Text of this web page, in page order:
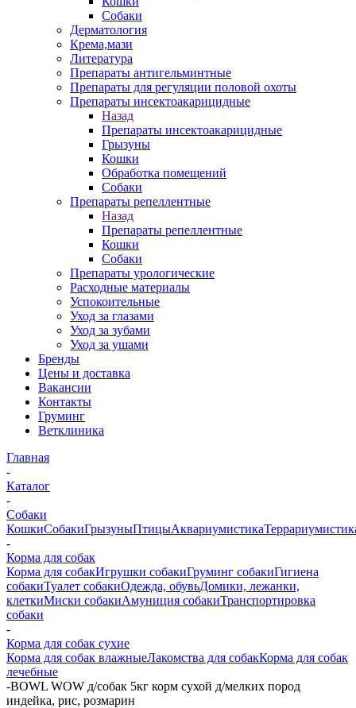
Собаки
Дерматология
Крема,мази
Литература
Препараты антигельминтные
Препараты для регуляции половой охоты
Препараты инсектоакарицидные
Назад
Препараты инсектоакарицидные
Грызуны
Кошки
Обработка помещений
Собаки
Препараты репеллентные
Назад
Препараты репеллентные
Кошки
Собаки
Препараты урологические
Расходные материалы
Успокоительные
Уход за глазами
Уход за зубами
Уход за ушами
Бренды
Цены и доставка
Вакансии
Контакты
Груминг
Ветклиника
Главная
-
Каталог
-
Собаки
КошкиСобакиГрызуныПтицыАквариумистика
-
Корма для собак
Корма для собакИгрушки собакиГруминг собакиГигиена
собакиТуалет собакиОдежда, обувьДомики, лежанки,
клеткиМиски собакиАмуниция собакиТранспортировка
собаки
-
Корма для собак сухие
Корма для собак влажныеЛакомства для собакКорма для собак
лечебные
-BOWL WOW д/собак 5кг корм сухой д/мелких пород
индейка, рис, розмарин